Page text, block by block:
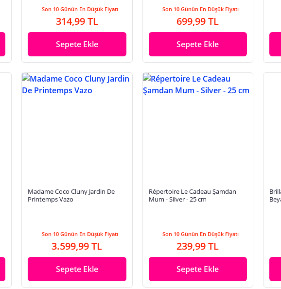
Son 10 Günün En Düşük Fiyatı
314,99 TL
Sepete Ekle
Son 10 Günün En Düşük Fiyatı
699,99 TL
Sepete Ekle
Madame Coco Cluny Jardin De
Printemps Vazo
Son 10 Günün En Düşük Fiyatı
3.599,99 TL
Sepete Ekle
Répertoire Le Cadeau Şamdan
Mum - Silver - 25 cm
Son 10 Günün En Düşük Fiyatı
239,99 TL
Sepete Ekle